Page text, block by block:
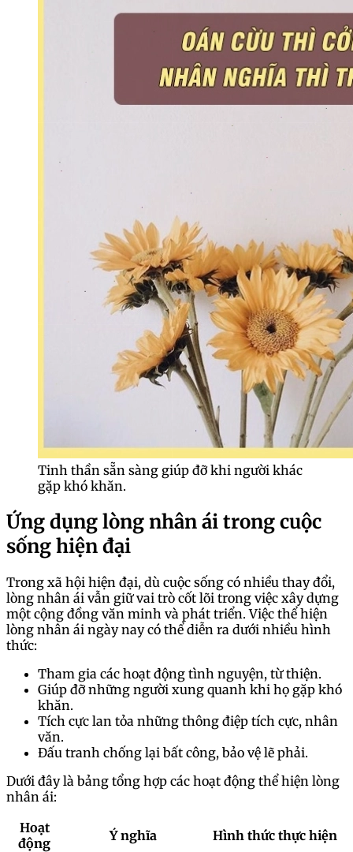
Tinh thần sẵn sàng giúp đỡ khi người khác
gặp khó khăn.
Ứng dụng lòng nhân ái trong cuộc
sống hiện đại
Trong xã hội hiện đại, dù cuộc sống có nhiều thay đổi,
lòng nhân ái vẫn giữ vai trò cốt lõi trong việc xây dựng
một cộng đồng văn minh và phát triển. Việc thể hiện
lòng nhân ái ngày nay có thể diễn ra dưới nhiều hình
thức:
Tham gia các hoạt động tình nguyện, từ thiện.
Giúp đỡ những người xung quanh khi họ gặp khó
khăn.
Tích cực lan tỏa những thông điệp tích cực, nhân
văn.
Đấu tranh chống lại bất công, bảo vệ lẽ phải.
Dưới đây là bảng tổng hợp các hoạt động thể hiện lòng
nhân ái:
Hoạt
động
Ý nghĩa Hình thức thực hiện